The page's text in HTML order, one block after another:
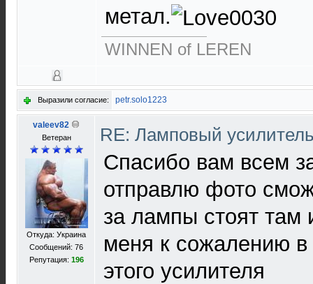
метал.
WINNEN of LEREN
Выразили согласие: petr.solo1223
valeev82
Ветеран
Откуда: Украина
Сообщений: 76
Репутация: 196
RE: Ламповый
Спасибо вам всем
отправлю фото
за лампы стоят
меня к сожалению в
этого усилителя